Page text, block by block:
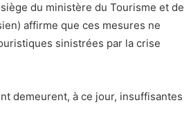
du ministère du Tourisme et de
affirme que ces mesures ne
sinistrées par la crise
demeurent, à ce jour, insuffisantes